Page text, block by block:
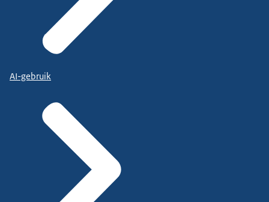
AI-gebruik